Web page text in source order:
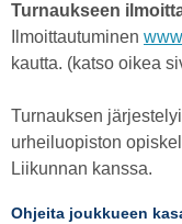
Turnaukseen
Ilmoittautuminen
kautta. (katso oikea
Turnauksen
urheiluopiston
Liikunnan kanssa.
Ohjeita joukkueen